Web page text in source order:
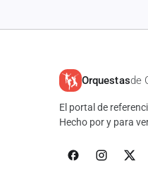
Orquestasde
El portal de
Hecho por y para